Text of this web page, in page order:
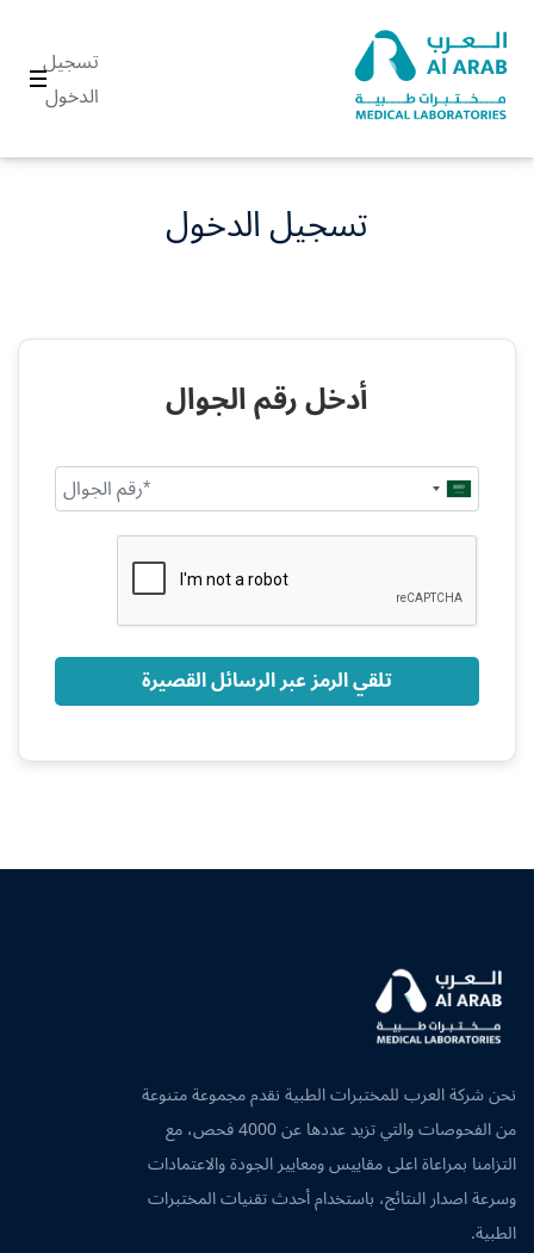
تسجيل
الدخول
تسجيل الدخول
أدخل رقم الجوال
Saudi
Arabia
تلقي الرمز عبر الرسائل القصيرة
نحن شركة العرب للمختبرات الطبية نقدم مجموعة متنوعة
من الفحوصات والتي تزيد عددها عن 4000 فحص، مع
التزامنا بمراعاة اعلى مقاييس ومعايير الجودة والاعتمادات
وسرعة اصدار النتائج، باستخدام أحدث تقنيات المختبرات
الطبية.